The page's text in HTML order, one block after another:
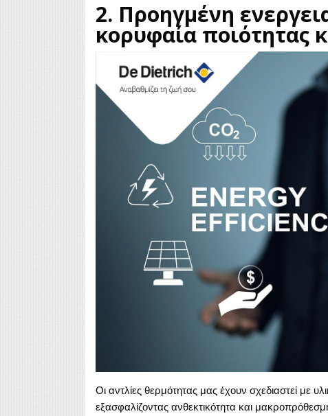
2. Προηγμένη
κορυφαία ποιότητας
Οι αντλίες θερμότητας μας έχουν σχεδιαστεί με
εξασφαλίζοντας ανθεκτικότητα και